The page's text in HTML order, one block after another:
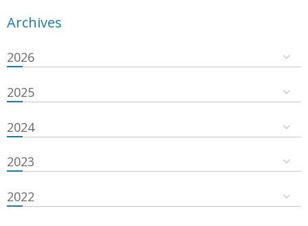
Archives
2026
2025
2024
2023
2022